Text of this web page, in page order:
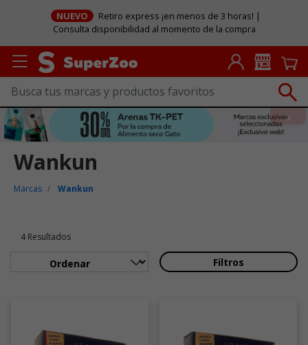
NUEVO
Retiro express ¡en menos de 3 horas! |
Consulta disponibilidad al momento de la compra
Wankun
Marcas Wankun
4 Resultados
Filtros